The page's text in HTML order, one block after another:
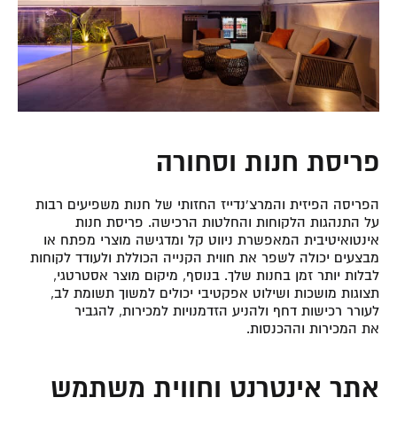
פריסת חנות וסחורה
הפריסה הפיזית והמרצ’נדייז החזותי של חנות משפיעים רבות
על התנהגות הלקוחות והחלטות הרכישה. פריסת חנות
אינטואיטיבית המאפשרת ניווט קל ומדגישה מוצרי מפתח או
מבצעים יכולה לשפר את חווית הקנייה הכוללת ולעודד לקוחות
לבלות יותר זמן בחנות שלך. בנוסף, מיקום מוצר אסטרטגי,
תצוגות מושכות ושילוט אפקטיבי יכולים למשוך תשומת לב,
לעורר רכישות דחף ולהניע הזדמנויות למכירות, להגביר
את המכירות וההכנסות.
אתר אינטרנט וחווית משתמש